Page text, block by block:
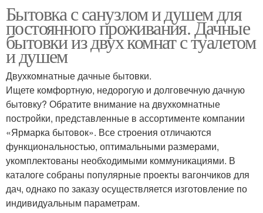
Бытовки с туалетом Металлическая бытовка
Бытовка с туалетом
Бытовка с санузлом и душем для
постоянного проживания. Дачные
бытовки из двух комнат с туалетом
и душем
Двухкомнатные дачные бытовки.
Ищете комфортную, недорогую и долговечную дачную
бытовку? Обратите внимание на двухкомнатные
постройки, представленные в ассортименте компании
«Ярмарка бытовок». Все строения отличаются
функциональностью, оптимальными размерами,
укомплектованы необходимыми коммуникациями. В
каталоге собраны популярные проекты вагончиков для
дач, однако по заказу осуществляется изготовление по
индивидуальным параметрам.